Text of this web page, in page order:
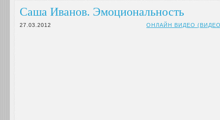
Саша Иванов. Эмоциональность
27.03.2012 ОНЛАЙН ВИДЕО